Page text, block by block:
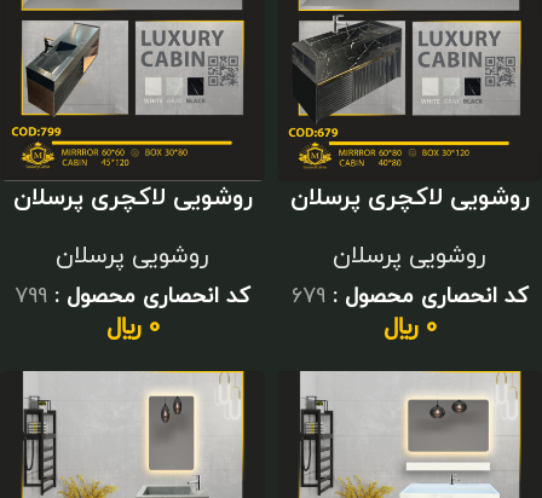
روشویی لاکچری پرسلان
روشویی پرسلان
کد انحصاری محصول :679
0 ﷼
روشویی لاکچری پرسلان
روشویی پرسلان
کد انحصاری محصول : 799
0 ﷼